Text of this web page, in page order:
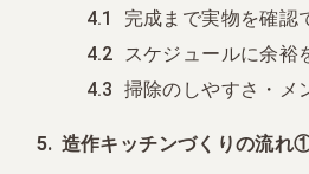
完成まで実物を確認
スケジュールに余裕
掃除のしやすさ・メ
造作キッチンづくりの流れ